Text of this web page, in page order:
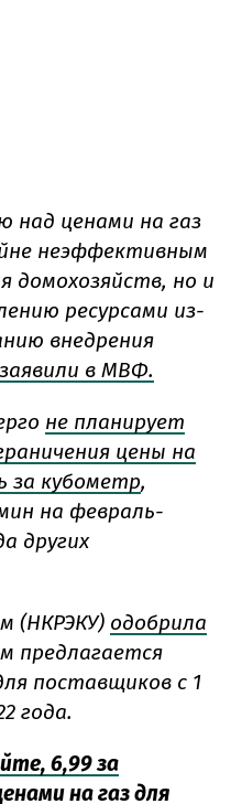
над ценами на газ
неэффективным
домохозяйств, но и
ресурсами из-
внедрения
заявили в МВФ.
не планирует
цены на
за кубометр,
на февраль-
других
(НКРЭКУ) одобрила
предлагается
поставщиков с 1
года.
6,99 за
на газ для